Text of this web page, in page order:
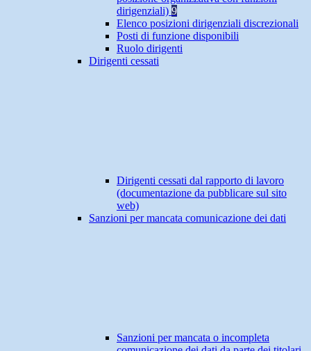
dirigenziali) 9
Elenco posizioni dirigenziali discrezionali
Posti di funzione disponibili
Ruolo dirigenti
Dirigenti cessati
Dirigenti cessati dal rapporto di lavoro
(documentazione da pubblicare sul sito
web)
Sanzioni per mancata comunicazione dei dati
Sanzioni per mancata o incompleta